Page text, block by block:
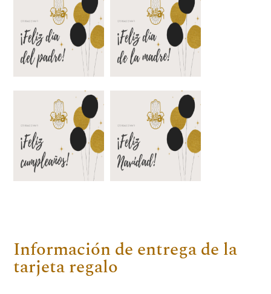
Información de entrega de la
tarjeta regalo